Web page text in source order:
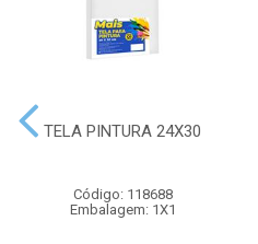
TELA PINTURA 24X30
Código: 118688
Embalagem: 1X1